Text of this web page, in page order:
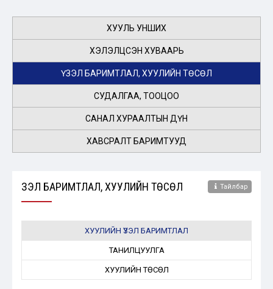
ХУУЛЬ УНШИХ
ХЭЛЭЛЦСЭН ХУВААРЬ
ҮЗЭЛ БАРИМТЛАЛ, ХУУЛИЙН ТӨСӨЛ
СУДАЛГАА, ТООЦОО
САНАЛ ХУРААЛТЫН ДҮН
ХАВСРАЛТ БАРИМТУУД
ҮЗЭЛ БАРИМТЛАЛ, ХУУЛИЙН ТӨСӨЛ Тайлбар
ХУУЛИЙН ҮЗЭЛ БАРИМТЛАЛ
ТАНИЛЦУУЛГА
ХУУЛИЙН ТӨСӨЛ